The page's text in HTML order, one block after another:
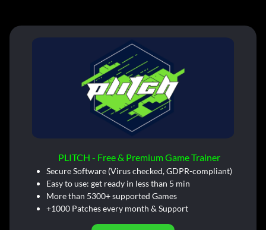
PLITCH - Free & Premium Game Trainer
Secure Software (Virus checked, GDPR-compliant)
Easy to use: get ready in less than 5 min
More than 5300+ supported Games
+1000 Patches every month & Support